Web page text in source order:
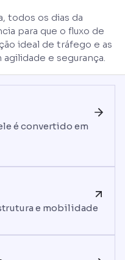
todos os dias da
para que o fluxo de
ideal de tráfego e as
e segurança.
é convertido em
e mobilidade